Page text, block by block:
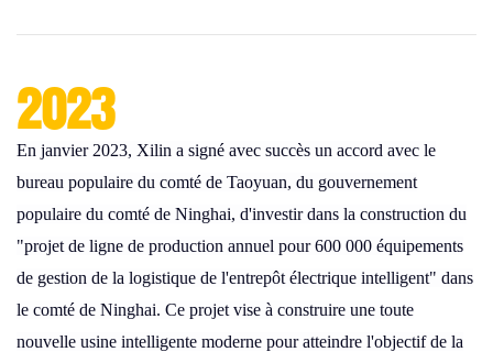
2023
En janvier 2023, Xilin a signé avec succès un accord avec le
bureau populaire du comté de Taoyuan, du gouvernement
populaire du comté de Ninghai, d'investir dans la construction du
"projet de ligne de production annuel pour 600 000 équipements
de gestion de la logistique de l'entrepôt électrique intelligent" dans
le comté de Ninghai. Ce projet vise à construire une toute
nouvelle usine intelligente moderne pour atteindre l'objectif de la